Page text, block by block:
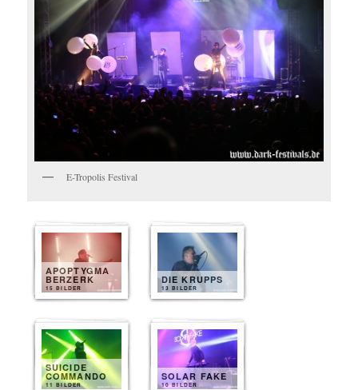
E-Tropolis Festival
APOPTYGMA
BERZERK
15 BILDER
DIE KRUPPS
13 BILDER
SUICIDE
COMMANDO
11 BILDER
SOLAR FAKE
10 BILDER